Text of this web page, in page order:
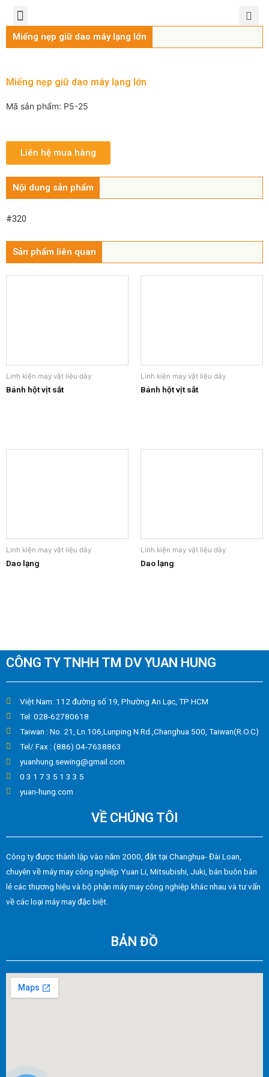
Miếng nẹp giữ dao máy lạng lớn
Miếng nẹp giữ dao máy lạng lớn
Mã sản phẩm: P5-25
Liên hệ mua hàng
Nội dung sản phẩm
#320
Sản phẩm liên quan
Linh kiện may vật liệu dày
Bánh hột vịt sắt
Linh kiện may vật liệu dày
Bánh hột vịt sắt
Linh kiện may vật liệu dày
Dao lạng
Linh kiện may vật liệu dày
Dao lạng
CÔNG TY TNHH TM DV YUAN HUNG
Việt Nam: 112 đường số 19, Phường An Lạc, TP HCM
Tel: 028-62780618
Taiwan : No. 21, Ln.106,Lunping N.Rd.,Changhua 500, Taiwan(R.O.C)
Tel/ Fax : (886) 04-7638863
yuanhung.sewing@gmail.com
0 3 1 7 3 5 1 3 3 5
yuan-hung.com
VỀ CHÚNG TÔI
Công ty được thành lập vào năm 2000, đặt tại Changhua- Đài Loan,
chuyên về máy may công nghiệp Yuan Li, Mitsubishi, Juki, bán buôn bán
lẻ các thương hiệu và bộ phận máy may công nghiệp khác nhau và tư vấn
về các loại máy may đặc biệt.
BẢN ĐỒ